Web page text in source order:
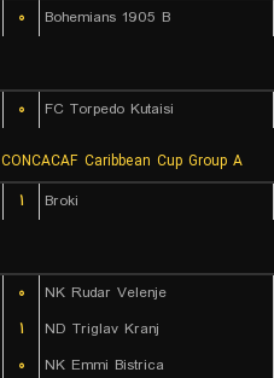
۰ Bohemians 1905 B
۰ FC Torpedo Kutaisi
CONCACAF Caribbean Cup Group A
۱ Broki
۰
NK Rudar Velenje
۱
ND Triglav Kranj
۰ NK Emmi Bistrica